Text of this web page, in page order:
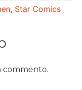
, Star Comics
commento.